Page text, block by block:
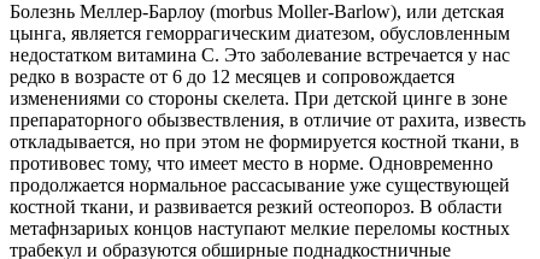
Болезнь Меллер-Барлоу (morbus Moller-Barlow), или детская
цынга, является геморрагическим диатезом, обусловленным
недостатком витамина С. Это заболевание встречается у нас
редко в возрасте от 6 до 12 месяцев и сопровождается
изменениями со стороны скелета. При детской цинге в зоне
препараторного обызвествления, в отличие от рахита, известь
откладывается, но при этом не формируется костной ткани, в
противовес тому, что имеет место в норме. Одновременно
продолжается нормальное рассасывание уже существующей
костной ткани, и развивается резкий остеопороз. В области
метафнзариых концов наступают мелкие переломы костных
трабекул и образуются обширные поднадкостничные